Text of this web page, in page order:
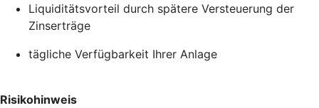
Liquiditätsvorteil durch spätere Versteuerung der
Zinserträge
tägliche Verfügbarkeit Ihrer Anlage
Risikohinweis